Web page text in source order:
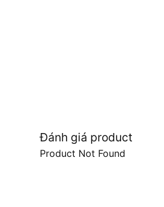
Đánh giá product
Product Not Found